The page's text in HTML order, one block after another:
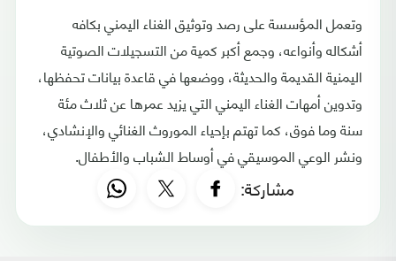
وتعمل المؤسسة على رصد وتوثيق الغناء اليمني بكافه
أشكاله وأنواعه، وجمع أكبر كمية من التسجيلات الصوتية
اليمنية القديمة والحديثة، ووضعها في قاعدة بيانات تحفظها،
وتدوين أمهات الغناء اليمني التي يزيد عمرها عن ثلاث مئة
سنة وما فوق، كما تهتم بإحياء الموروث الغنائي والإنشادي،
ونشر الوعي الموسيقي في أوساط الشباب والأطفال.
مشاركة: